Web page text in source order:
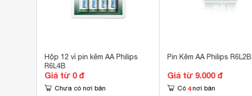
Hộp 12 vỉ pin kẽm AA Philips
R6L4B
Giá từ 0 đ
Chưa có nơi bán
Pin Kẽm AA Philips R6L2B
Giá từ 9.000 đ
Có 4 nơi bán